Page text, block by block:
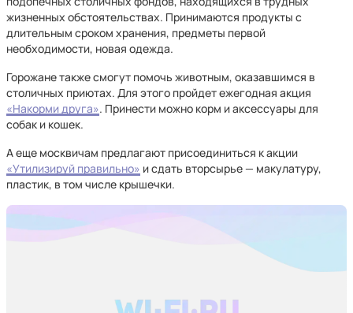
жизненных обстоятельствах. Принимаются продукты с
длительным сроком хранения, предметы первой
необходимости, новая одежда.
Горожане также смогут помочь животным, оказавшимся в
столичных приютах. Для этого пройдет ежегодная акция
«Накорми друга». Принести можно корм и аксессуары для
собак и кошек.
А еще москвичам предлагают присоединиться к акции
«Утилизируй правильно» и сдать вторсырье — макулатуру,
пластик, в том числе крышечки.